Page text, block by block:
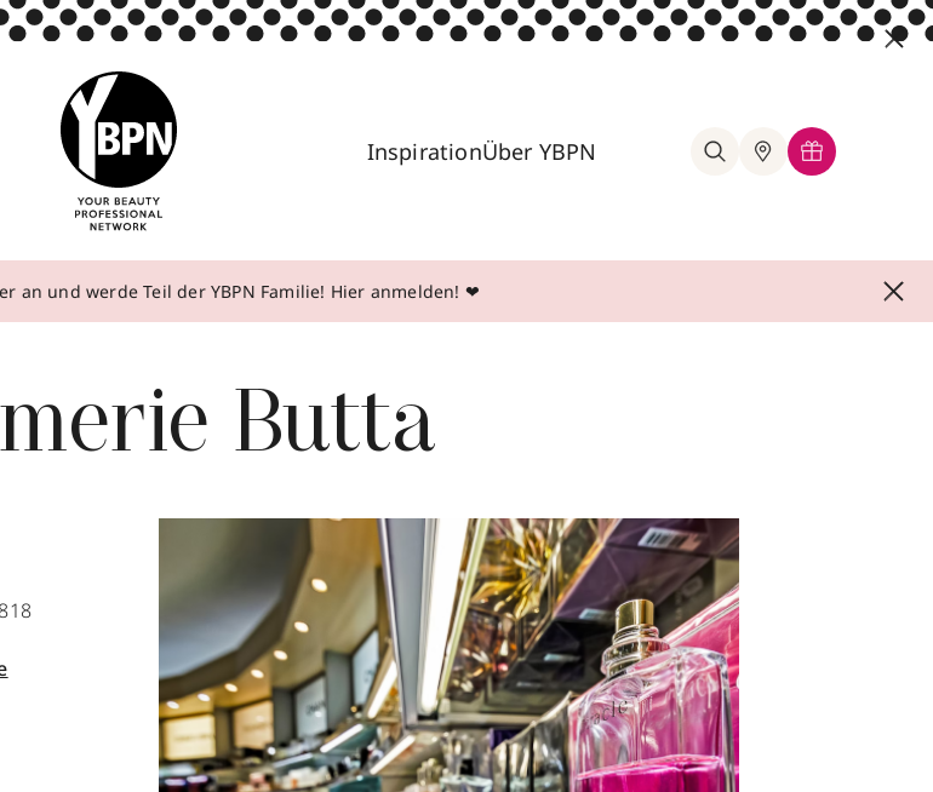
InspirationÜber YBPN
an und werde Teil der YBPN Familie! Hier anmelden! ❤
Butta